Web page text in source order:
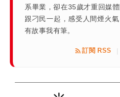
系畢業，卻在35歲才重回媒
跟刁民一起，感受人間煙火
有故事我有筆。
訂閱 RSS